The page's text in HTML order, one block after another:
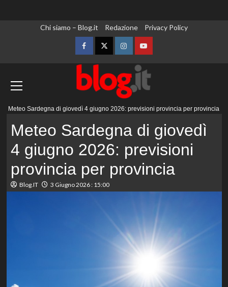
Chi siamo – Blog.it Redazione Privacy Policy
FacebookTwitterInstagramYouTube
Meteo Sardegna di giovedì 4 giugno 2026: previsioni provincia per provincia
Meteo Sardegna di giovedì
4 giugno 2026: previsioni
provincia per provincia
Blog.IT 3 Giugno 2026 : 15:00